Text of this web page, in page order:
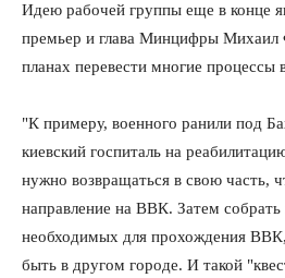
Идею рабочей группы еще в конце
премьер и глава Минцифры
планах перевести многие
"К примеру, военного ранили под
киевский госпиталь на
нужно возвращаться в свою часть,
направление на ВВК. Затем
необходимых для прохождения
быть в другом городе. И такой